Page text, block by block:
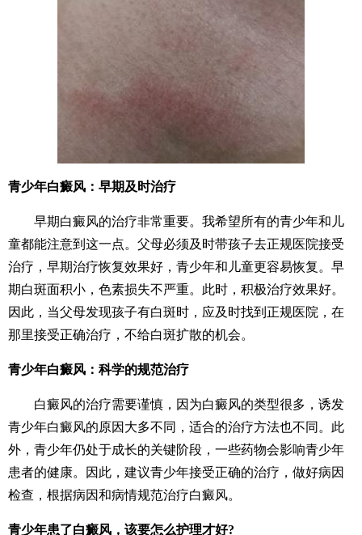
青少年白癜风：早期及时治疗
早期白癜风的治疗非常重要。我希望所有的青少年和儿
童都能注意到这一点。父母必须及时带孩子去正规医院接受
治疗，早期治疗恢复效果好，青少年和儿童更容易恢复。早
期白斑面积小，色素损失不严重。此时，积极治疗效果好。
因此，当父母发现孩子有白斑时，应及时找到正规医院，在
那里接受正确治疗，不给白斑扩散的机会。
青少年白癜风：科学的规范治疗
白癜风的治疗需要谨慎，因为白癜风的类型很多，诱发
青少年白癜风的原因大多不同，适合的治疗方法也不同。此
外，青少年仍处于成长的关键阶段，一些药物会影响青少年
患者的健康。因此，建议青少年接受正确的治疗，做好病因
检查，根据病因和病情规范治疗白癜风。
青少年患了白癜风，该要怎么护理才好?